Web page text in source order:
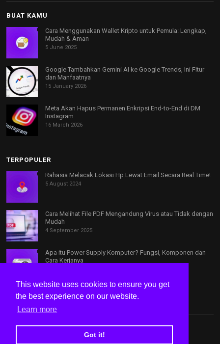
This website uses cookies to ensure you get
the best experience on our website.
Learn more
Got it!
BUAT KAMU
Cara Menggunakan Wallet Kripto untuk Pemula: Lengkap,
Mudah & Aman
5 June 2025
Google Tambahkan Gemini AI ke Google Trends, Ini Fitur
dan Manfaatnya
15 January 2026
Meta Akan Hapus Permanen Enkripsi End-to-End di DM
Instagram
16 March 2026
TERPOPULER
Rahasia Melacak Lokasi Hp Lewat Email Secara Real Time!
5 August 2024
Cara Melihat File PDF Mengandung Virus atau Tidak dengan
Mudah
4 September 2025
Apa itu Power Supply Komputer? Fungsi, Komponen dan
Cara Kerjanya
Tentang Kami Kontak Privacy Policy
Disclaimer